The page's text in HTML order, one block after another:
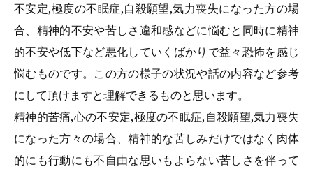
不安定,極度の不眠症,自殺願望,気力喪失になった方の場
合、精神的不安や苦しさ違和感などに悩むと同時に精神
的不安や低下など悪化していくばかりで益々恐怖を感じ
悩むものです。この方の様子の状況や話の内容など参考
にして頂けますと理解できるものと思います。
精神的苦痛,心の不安定,極度の不眠症,自殺願望,気力喪失
になった方々の場合、精神的な苦しみだけではなく肉体
的にも行動にも不自由な思いもよらない苦しさを伴って